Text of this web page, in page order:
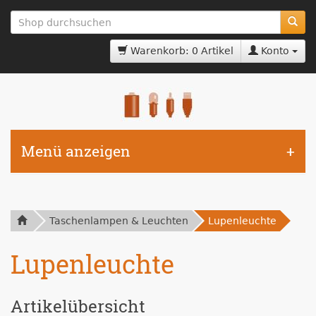
zum
Hauptinhalt
Warenkorb: 0 Artikel Konto
Menü anzeigen
Taschenlampen & Leuchten Lupenleuchte
Lupenleuchte
Artikelübersicht